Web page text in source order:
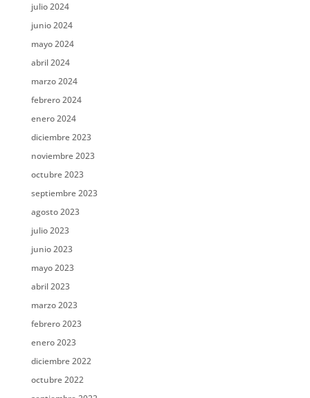
julio 2024
junio 2024
mayo 2024
abril 2024
marzo 2024
febrero 2024
enero 2024
diciembre 2023
noviembre 2023
octubre 2023
septiembre 2023
agosto 2023
julio 2023
junio 2023
mayo 2023
abril 2023
marzo 2023
febrero 2023
enero 2023
diciembre 2022
octubre 2022